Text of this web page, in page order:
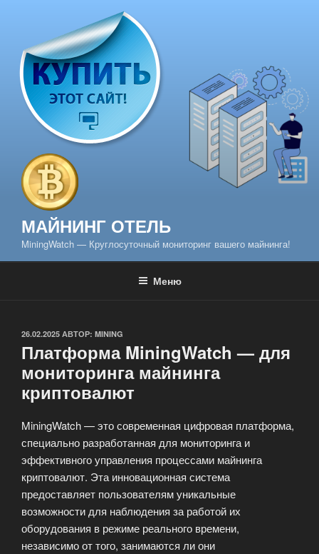
содержимому
МАЙНИНГ ОТЕЛЬ
MiningWatch — Круглосуточный мониторинг вашего майнинга!
Меню
ОПУБЛИКОВАНО
26.02.2025 АВТОР: MINING
Платформа MiningWatch — для
мониторинга майнинга
криптовалют
MiningWatch — это современная цифровая платформа,
специально разработанная для мониторинга и
эффективного управления процессами майнинга
криптовалют. Эта инновационная система
предоставляет пользователям уникальные
возможности для наблюдения за работой их
оборудования в режиме реального времени,
независимо от того, занимаются ли они